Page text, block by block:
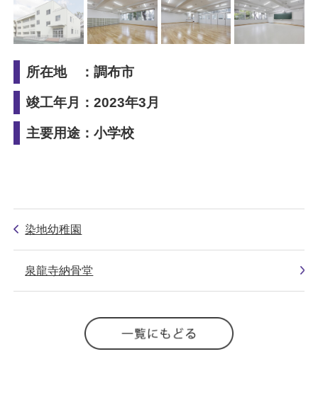
所在地 ：調布市
竣工年月：2023年3月
主要用途：小学校
染地幼稚園
泉龍寺納骨堂